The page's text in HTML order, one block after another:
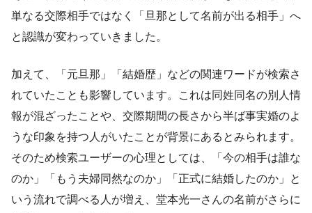
単なる交際相手ではなく「旦那として名前が出る相手」へ
と認識が変わっていきました。
加えて、「元旦那」「結婚歴」などの関連ワードが検索さ
れていたことも影響しています。これは同姓同名の別人情
報が混ざったことや、交際期間の長さから半ば事実婚のよ
うな印象を持つ人がいたことが背景にあるとみられます。
そのため検索ユーザーの心理としては、「今の相手は誰な
のか」「もう夫婦同然なのか」「正式に結婚したのか」と
いう流れで調べる人が増え、堂本光一さんの名前がさらに